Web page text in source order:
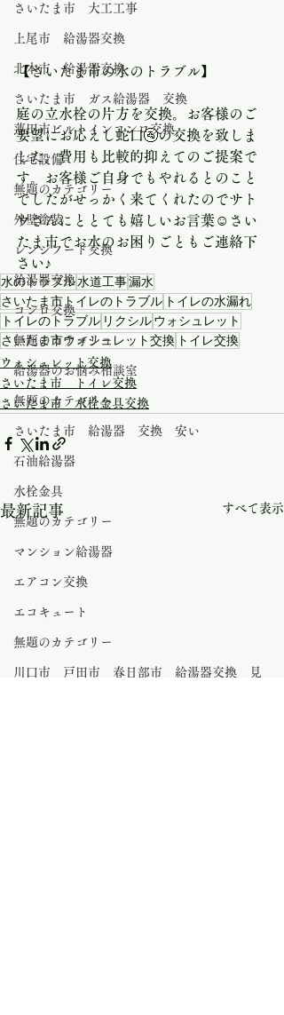
さいたま市 大工工事
上尾市 給湯器交換
北本市 給湯器交換
さいたま市 ガス給湯器 交換
蓮田市ビルトインコンロ交換
住宅設備
無題のカテゴリー
外壁塗装
レンジフード交換
給湯器交換
コンロ交換
無題のカテゴリー
給湯器のお悩み相談室
無題のカテゴリー
さいたま市 給湯器 交換 安い
石油給湯器
水栓金具
無題のカテゴリー
マンション給湯器
エアコン交換
エコキュート
無題のカテゴリー
川口市 戸田市 春日部市 給湯器交換 見
【さいたま市の水のトラブル】
庭の立水栓の片方を交換。お客様のご
要望にお応えし蛇口🚰の交換を致しま
した。費用も比較的抑えてのご提案で
す。お客様ご自身でもやれるとのこと
でしたがせっかく来てくれたのでサト
ウさんにととても嬉しいお言葉☺️さい
たま市でお水のお困りごともご連絡下
さい♪
水のトラブル水道工事漏水
さいたま市トイレのトラブル トイレの水漏れ
トイレのトラブル リクシルウォシュレット
さいたま市ウォシュレット交換 トイレ交換
ウォシュレット交換
さいたま市 トイレ交換
さいたま市 水栓金具交換
最新記事 すべて表示